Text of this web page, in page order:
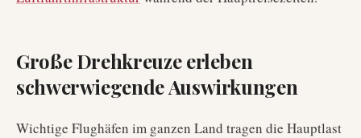
Große Drehkreuze erleben
schwerwiegende Auswirkungen
Wichtige Flughäfen im ganzen Land tragen die Hauptlast